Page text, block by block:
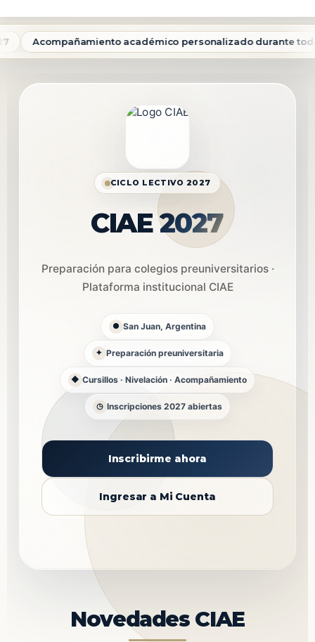
al
contenido
Acompañamiento académico personalizado durante todo el
CICLO LECTIVO 2027
CIAE2027
Preparación para colegios preuniversitarios ·
Plataforma institucional CIAE
● San Juan, Argentina
✦ Preparación preuniversitaria
◆ Cursillos · Nivelación · Acompañamiento
◷ Inscripciones 2027 abiertas
Inscribirme ahora
Ingresar a Mi Cuenta
Novedades CIAE